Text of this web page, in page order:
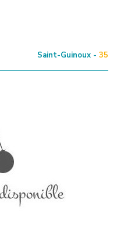
Saint-Guinoux - 35